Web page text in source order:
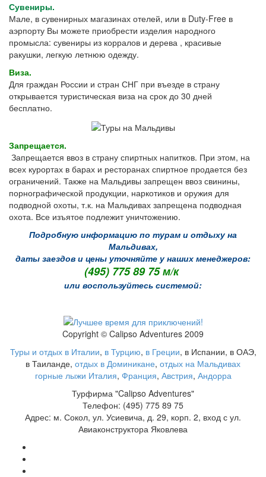
Сувениры.
Мале, в сувенирных магазинах отелей, или в Duty-Free в
аэрпорту Вы можете приобрести изделия народного
промысла: сувениры из корралов и дерева , красивые
ракушки, легкую летнюю одежду.
Виза.
Для граждан России и стран СНГ при въезде в страну
открывается туристическая виза на срок до 30 дней
бесплатно.
Запрещается.
Запрещается ввоз в страну спиртных напитков. При этом, на
всех курортах в барах и ресторанах спиртное продается без
ограничений. Также на Мальдивы запрещен ввоз свинины,
порнографической продукции, наркотиков и оружия для
подводной охоты, т.к. на Мальдивах запрещена подводная
охота. Все изъятое подлежит уничтожению.
Подробную информацию по турам и отдыху на
Мальдивах,
даты заездов и цены уточняйте у наших менеджеров:
(495) 775 89 75 м/к
или воспользуйтесь системой:
Copyright © Calipso Adventures 2009
Туры и отдых в Италии, в Турцию, в Греции, в Испании, в ОАЭ,
в Таиланде, отдых в Доминикане, отдых на Мальдивах
горные лыжи Италия, Франция, Австрия, Андорра
Турфирма "Calipso Adventures"
Телефон: (495) 775 89 75
Адрес: м. Сокол, ул. Усиевича, д. 29, корп. 2, вход с ул.
Авиаконструктора Яковлева